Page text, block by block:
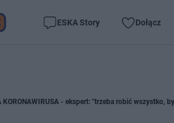
ESKA Story Dołącz
KORONAWIRUSA - ekspert: "trzeba robić wszystko,